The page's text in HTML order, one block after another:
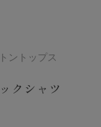
ントップス
クシャツ